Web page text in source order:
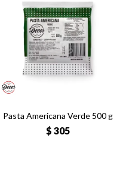
Pasta Americana Verde 500 g
$ 305